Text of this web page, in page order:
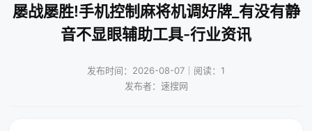
屡战屡胜!手机控制麻将机调好牌_有没有静
音不显眼辅助工具-行业资讯
发布时间：2026-08-07｜阅读：1
发布者：速搜网